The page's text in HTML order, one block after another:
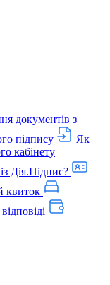
документів з
підпису
Як
кабінету
Дія.Підпис?
квиток